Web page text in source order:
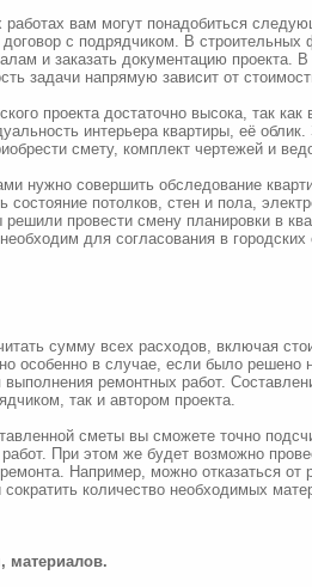
вам могут понадобиться
договор с подрядчиком. В
и заказать документацию проекта.
задачи напрямую зависит от
проекта достаточно высока, так как
интерьера квартиры, её
смету, комплект чертежей и
нужно совершить обследование
состояние потолков, стен и пола,
провести смену планировки в
для согласования в
сумму всех расходов, включая
особенно в случае, если было решено
ремонтных работ.
так и автором проекта.
сметы вы сможете точно
При этом же будет возможно
Например, можно отказаться от
количество необходимых
материалов.